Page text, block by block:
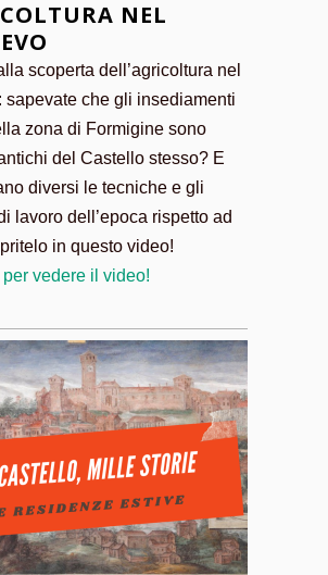
NEL
scoperta dell’agricoltura nel
sapevate che gli insediamenti
zona di Formigine sono
del Castello stesso? E
diversi le tecniche e gli
lavoro dell’epoca rispetto ad
in questo video!
vedere il video!